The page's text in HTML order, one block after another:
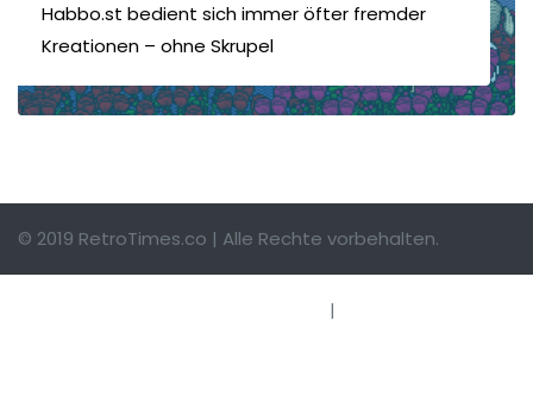
Habbo.st bedient sich immer öfter fremder
Kreationen – ohne Skrupel
© 2019 RetroTimes.co | Alle Rechte vorbehalten.
|